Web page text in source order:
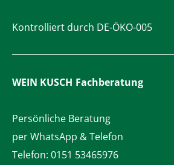
Kontrolliert durch DE-ÖKO-005
WEIN KUSCH Fachberatung
Persönliche Beratung
per WhatsApp & Telefon
Telefon: 0151 53465976